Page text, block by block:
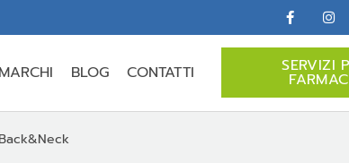
MARCHI BLOG CONTATTI SERVIZI